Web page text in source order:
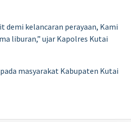
demi kelancaran perayaan, Kami
liburan,” ujar Kapolres Kutai
masyarakat Kabupaten Kutai